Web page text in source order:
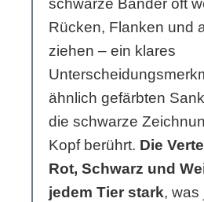
schwarze Bänder oft
Rücken, Flanken und
ziehen – ein klares
ähnlich gefärbten
die schwarze
Kopf berührt. Die
Rot, Schwarz und
jedem Tier stark, was